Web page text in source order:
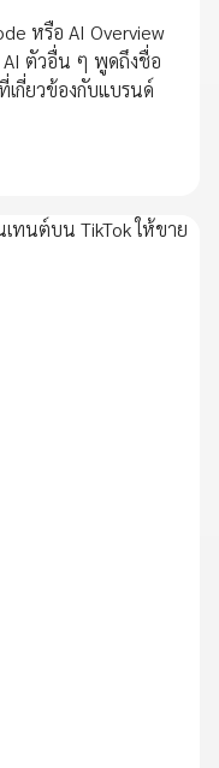
หรือ AI Overview
AI ตัวอื่น ๆ พูดถึงชื่อ
กี่ยวข้องกับแบรนด์